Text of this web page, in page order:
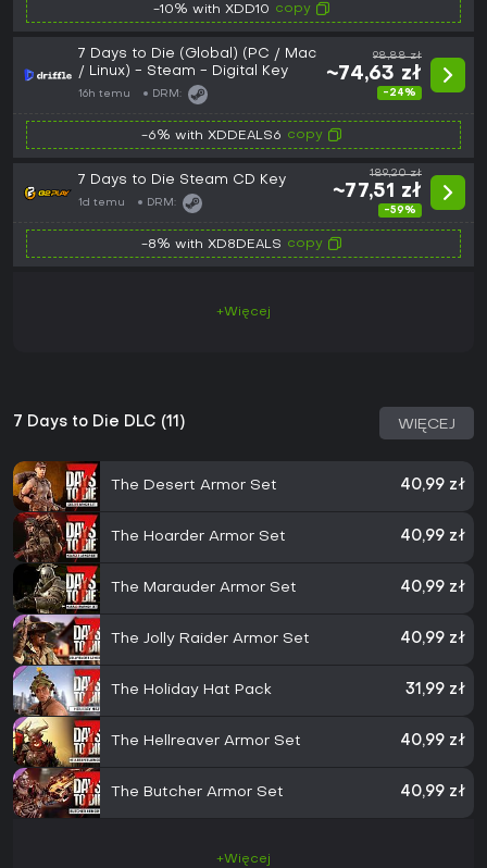
-10% with XDD10 copy
7 Days to Die (Global) (PC / Mac
/ Linux) - Steam - Digital Key
16h temu DRM:
98,88 zł
~74,63 zł
-24%
-6% with XDDEALS6 copy
7 Days to Die Steam CD Key
1d temu DRM:
189,20 zł
~77,51 zł
-59%
-8% with XD8DEALS copy
+Więcej
7 Days to Die DLC (11) WIĘCEJ
The Desert Armor Set 40,99 zł
The Hoarder Armor Set 40,99 zł
The Marauder Armor Set 40,99 zł
The Jolly Raider Armor Set 40,99 zł
The Holiday Hat Pack 31,99 zł
The Hellreaver Armor Set 40,99 zł
The Butcher Armor Set 40,99 zł
+Więcej